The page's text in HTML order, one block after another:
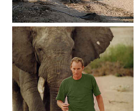
Show larger version